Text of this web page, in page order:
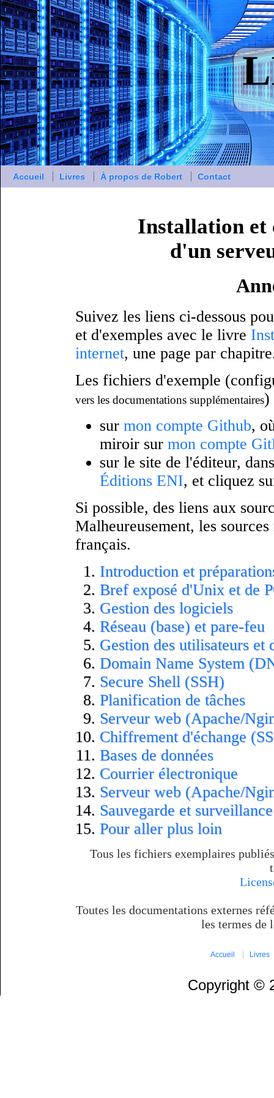
Accueil Livres À propos de Robert Contact
Installation et
d'un
Suivez les liens ci-dessous
et d'exemples avec le livre
internet, une page par
Les fichiers d'exemple
vers les documentations supplémentaires)
surmon compte Github,
miroir surmon compte
sur le site de l'éditeur,
Éditions ENI, et cliquez
Si possible, des liens aux
Malheureusement, les
français.
Introduction et
Bref exposé d'Unix et de
Gestion des logiciels
Réseau (base) et pare-feu
Gestion des utilisateurs et
Domain Name System
Secure Shell (SSH)
Planification de tâches
Serveur web (Apache/
Chiffrement d'échange
Bases de données
Courrier électronique
Serveur web (Apache/
Sauvegarde et surveillance
Pour aller plus loin
Tous les fichiers exemplaires
Toutes les documentations externes
les termes de
Accueil Livres
Copyright ©